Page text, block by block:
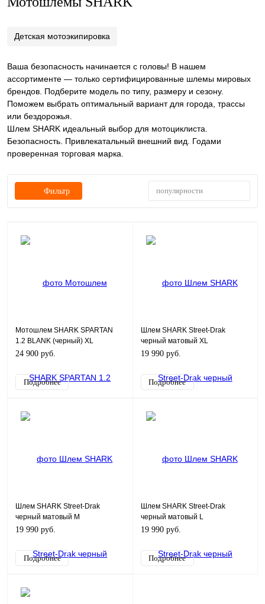
Детская мотоэкипировка
Ваша безопасность начинается с головы! В нашем
ассортименте — только сертифицированные шлемы мировых
брендов. Подберите модель по типу, размеру и сезону.
Поможем выбрать оптимальный вариант для города, трассы
или бездорожья.
Шлем SHARK идеальный выбор для мотоциклиста.
Безопасность. Привлекатальный внешний вид. Годами
проверенная торговая марка.
Фильтр популярности
Мотошлем SHARK SPARTAN
1.2 BLANK (черный) XL
24 900 руб.
Подробнее
Шлем SHARK Street-Drak
черный матовый XL
19 990 руб.
Подробнее
Шлем SHARK Street-Drak
черный матовый M
19 990 руб.
Подробнее
Шлем SHARK Street-Drak
черный матовый L
19 990 руб.
Подробнее